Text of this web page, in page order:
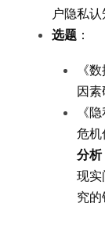
户隐私认
选题 ：
《
因素
《
危机
分析
现实
究的